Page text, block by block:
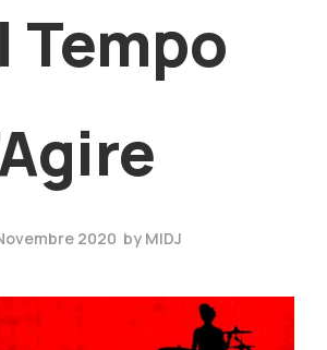
2020 by MIDJ